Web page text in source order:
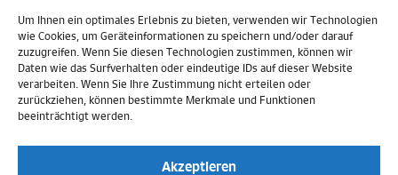
Um Ihnen ein optimales Erlebnis zu bieten, verwenden wir Technologien
wie Cookies, um Geräteinformationen zu speichern und/oder darauf
zuzugreifen. Wenn Sie diesen Technologien zustimmen, können wir
Daten wie das Surfverhalten oder eindeutige IDs auf dieser Website
verarbeiten. Wenn Sie Ihre Zustimmung nicht erteilen oder
zurückziehen, können bestimmte Merkmale und Funktionen
beeinträchtigt werden.
Akzeptieren
Datenschutz
Widerruf
Zahlungsweisen
Versand & Lieferung
Cookie-Richtlinie (EU)